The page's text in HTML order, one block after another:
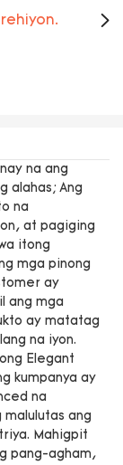
na ang
alahas; Ang
na
at pagiging
itong
mga pinong
ay
ang mga
ay matatag
na iyon.
Elegant
kumpanya ay
na
ang
Mahigpit
pang-agham,